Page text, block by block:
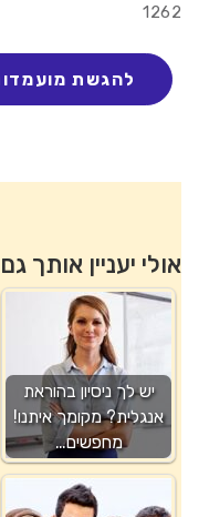
1262
אולי יעניין אותך
יש לך ניסיון בהוראת
אנגלית? מקומך איתנו!
מחפשים…